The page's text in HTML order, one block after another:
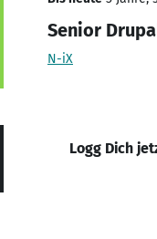
Senior
N-iX
Logg Dich